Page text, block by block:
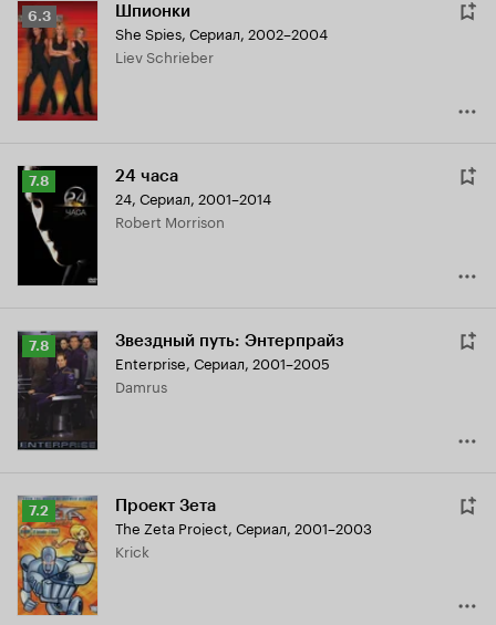
Рейтинг
Кинопоиска
6.3
6.3 Шпионки
She Spies, Сериал, 2002–2004
Liev Schrieber
Рейтинг
Кинопоиска
7.8
7.8 24 часа
24, Сериал, 2001–2014
Robert Morrison
Рейтинг
Кинопоиска
7.8
7.8 Звездный путь: Энтерпрайз
Enterprise, Сериал, 2001–2005
Damrus
Рейтинг
Кинопоиска
7.2
7.2 Проект Зета
The Zeta Project, Сериал, 2001–2003
Krick